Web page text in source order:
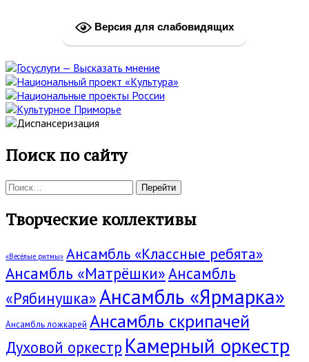
Версия для слабовидящих
Поиск по сайту
Поиск:
Творческие коллективы
«Весёлые ритмы» Ансамбль «Классные ребята»
Ансамбль «Матрёшки»Ансамбль
«Рябинушка»Ансамбль «Ярмарка»
Ансамбль ложкарей Ансамбль скрипачей
Духовой оркестр Камерный оркестр